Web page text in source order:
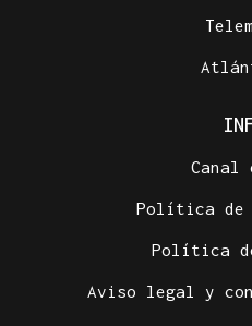
Canal
Política de
Política
Aviso legal y